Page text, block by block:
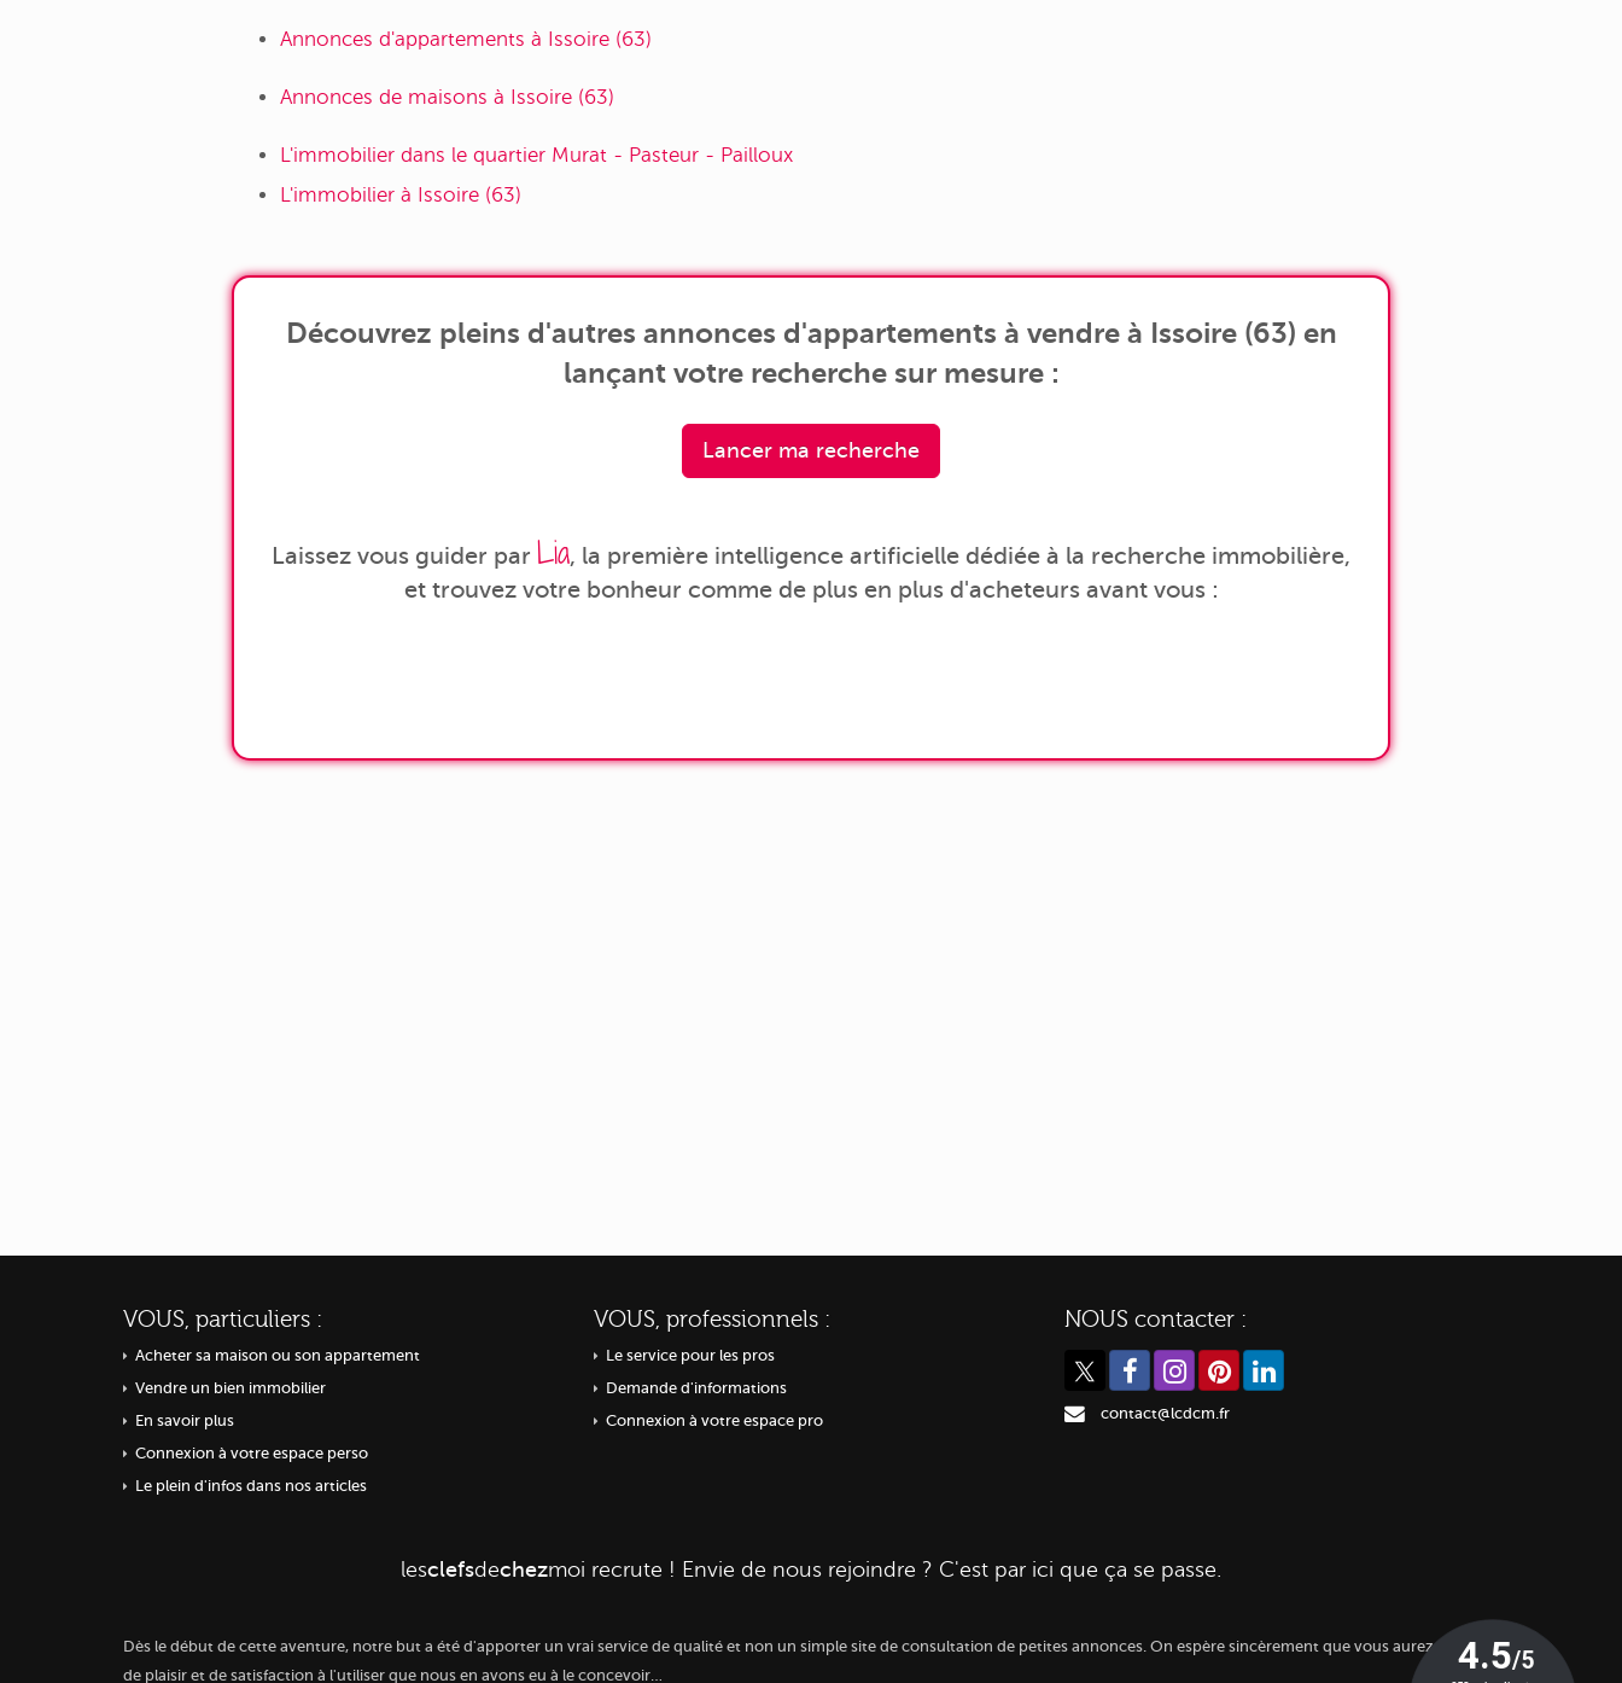
Annonces d'appartements à Issoire (63)
Annonces de maisons à Issoire (63)
L'immobilier dans le quartier Murat - Pasteur - Pailloux
L'immobilier à Issoire (63)
Découvrez pleins d'autres annonces d'appartements à vendre à Issoire (63) en
lançant votre recherche sur mesure :
Lancer ma recherche
Laissez vous guider par Lia, la première intelligence artificielle dédiée à la recherche immobilière,
et trouvez votre bonheur comme de plus en plus d'acheteurs avant vous :
VOUS, particuliers :
Acheter sa maison ou son appartement
Vendre un bien immobilier
En savoir plus
Connexion à votre espace perso
Le plein d'infos dans nos articles
VOUS, professionnels :
Le service pour les pros
Demande d'informations
Connexion à votre espace pro
NOUS contacter :
contact@lcdcm.fr
lesclefsdechezmoi recrute ! Envie de nous rejoindre ? C'est par ici que ça se passe.
Dès le début de cette aventure, notre but a été d'apporter un vrai service de qualité et non un simple site de consultation de petites annonces. On espère sincèrement que vous aurez autant
de plaisir et de satisfaction à l'utiliser que nous en avons eu à le concevoir…